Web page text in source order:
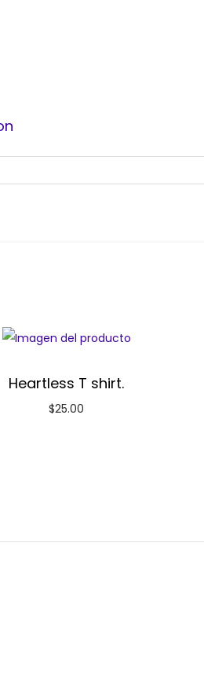
Heartless T shirt.
$25.00